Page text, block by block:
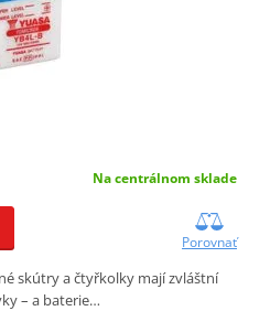
Na centrálnom sklade
Porovnať
skútry a čtyřkolky mají zvláštní
– a baterie…